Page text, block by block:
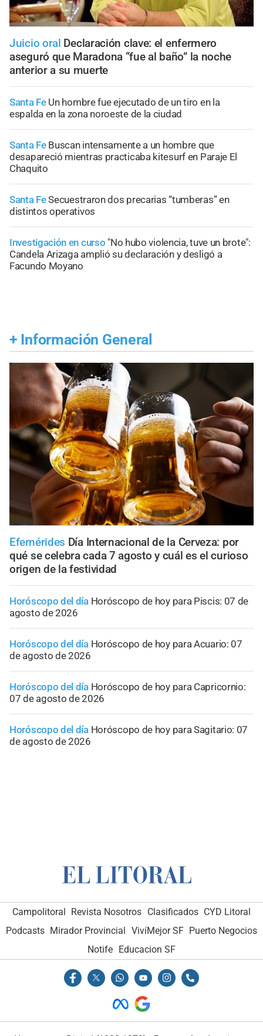
Juicio oral Declaración clave: el enfermero
aseguró que Maradona “fue al baño” la noche
anterior a su muerte
Santa Fe Un hombre fue ejecutado de un tiro en la
espalda en la zona noroeste de la ciudad
Santa Fe Buscan intensamente a un hombre que
desapareció mientras practicaba kitesurf en Paraje El
Chaquito
Santa FeSecuestraron dos precarias “tumberas” en
distintos operativos
Investigación en curso "No hubo violencia, tuve un brote":
Candela Arizaga amplió su declaración y desligó a
Facundo Moyano
+ Información General
Efemérides Día Internacional de la Cerveza: por
qué se celebra cada 7 agosto y cuál es el curioso
origen de la festividad
Horóscopo del día Horóscopo de hoy para Piscis: 07 de
agosto de 2026
Horóscopo del día Horóscopo de hoy para Acuario: 07
de agosto de 2026
Horóscopo del día Horóscopo de hoy para Capricornio:
07 de agosto de 2026
Horóscopo del día Horóscopo de hoy para Sagitario: 07
de agosto de 2026
Campolitoral Revista Nosotros Clasificados CYD Litoral
Podcasts Mirador Provincial VivíMejor SF Puerto Negocios
Notife Educacion SF